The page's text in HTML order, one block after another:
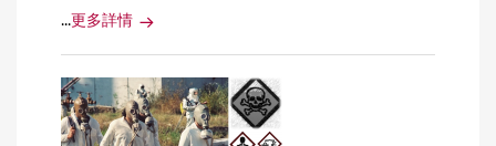
...更多詳情